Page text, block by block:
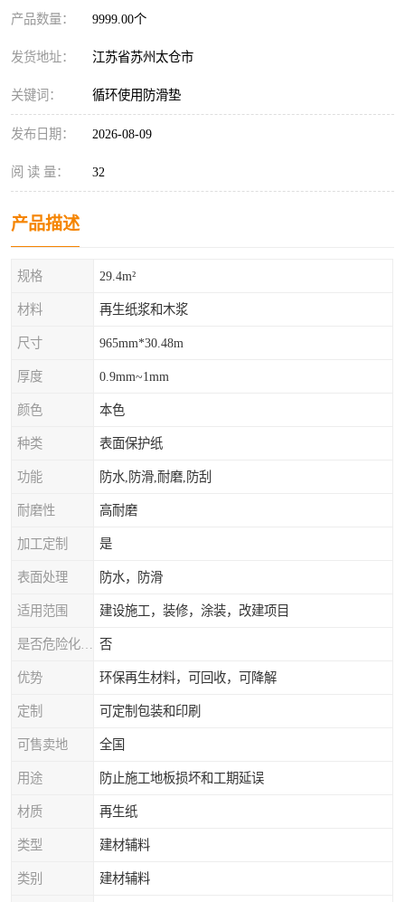
产品数量： 9999.00个
发货地址： 江苏省苏州太仓市
关键词： 循环使用防滑垫
发布日期： 2026-08-09
阅 读 量： 32
产品描述
规格 29.4m²
材料 再生纸浆和木浆
尺寸 965mm*30.48m
厚度 0.9mm~1mm
颜色 本色
种类 表面保护纸
功能 防水,防滑,耐磨,防刮
耐磨性 高耐磨
加工定制 是
表面处理 防水，防滑
适用范围 建设施工，装修，涂装，改建项目
否
优势 环保再生材料，可回收，可降解
定制 可定制包装和印刷
可售卖地 全国
用途 防止施工地板损坏和工期延误
材质 再生纸
类型 建材辅料
类别 建材辅料